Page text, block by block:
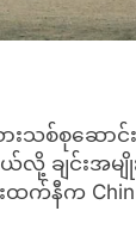
စုဆောင်းခ
ချင်းအမျို
က်နီက Chin